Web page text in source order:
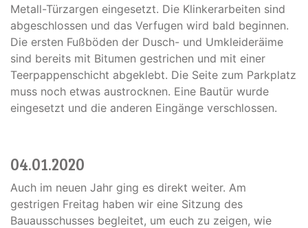
Metall-Türzargen eingesetzt. Die Klinkerarbeiten sind
abgeschlossen und das Verfugen wird bald beginnen.
Die ersten Fußböden der Dusch- und Umkleideräime
sind bereits mit Bitumen gestrichen und mit einer
Teerpappenschicht abgeklebt. Die Seite zum Parkplatz
muss noch etwas austrocknen. Eine Bautür wurde
eingesetzt und die anderen Eingänge verschlossen.
04.01.2020
Auch im neuen Jahr ging es direkt weiter. Am
gestrigen Freitag haben wir eine Sitzung des
Bauausschusses begleitet, um euch zu zeigen, wie